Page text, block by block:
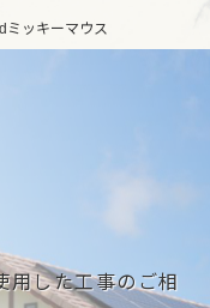
ミッキーマウス
用した工事のご相